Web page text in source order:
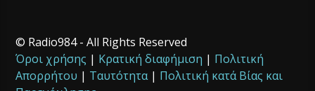
© Radio984 - All Rights Reserved
Όροι χρήσης | Κρατική διαφήμιση | Πολιτική
Απορρήτου | Ταυτότητα| Πολιτική κατά Βίας και